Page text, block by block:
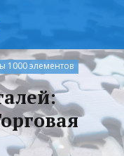
1000 элементов